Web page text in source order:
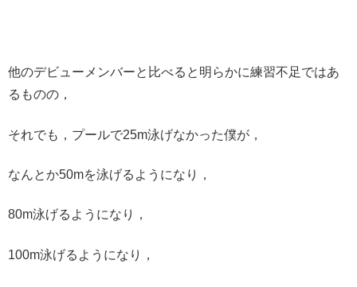
他のデビューメンバーと比べると明らかに練習不足ではあ
るものの，
それでも，プールで25m泳げなかった僕が，
なんとか50mを泳げるようになり，
80m泳げるようになり，
100m泳げるようになり，